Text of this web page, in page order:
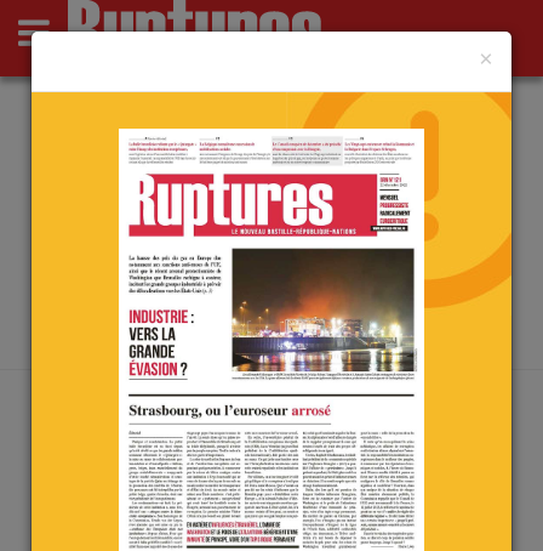
Actus Opinions
Point de Ruptures
Culture
Deutsch
ARCHIVES PAR MOT-CLÉ :LECORNU
Accueil/lecornu
×